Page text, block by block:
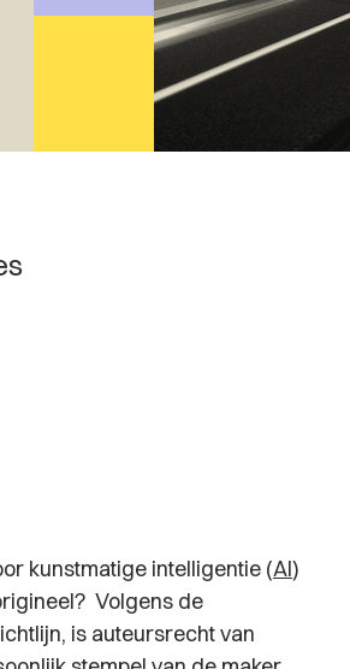
kunstmatige intelligentie (AI)
Volgens de
is auteursrecht van